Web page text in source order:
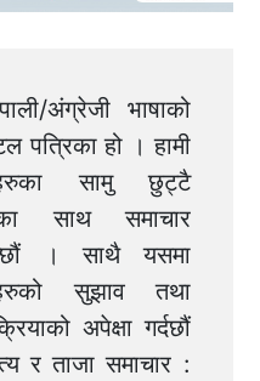
अंग्रेजी भाषाको
पत्रिका हो । हामी
सामु छुट्टै
साथ समाचार
। साथै यसमा
सुझाव तथा
अपेक्षा गर्दछौं
र ताजा समाचार :